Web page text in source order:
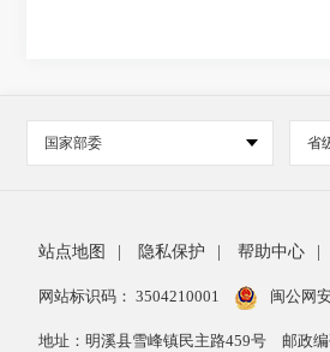
国家部委 省
站点地图 隐私保护 帮助中心
网站标识码： 3504210001 闽公网
地址：明溪县雪峰镇民主路459号 邮政